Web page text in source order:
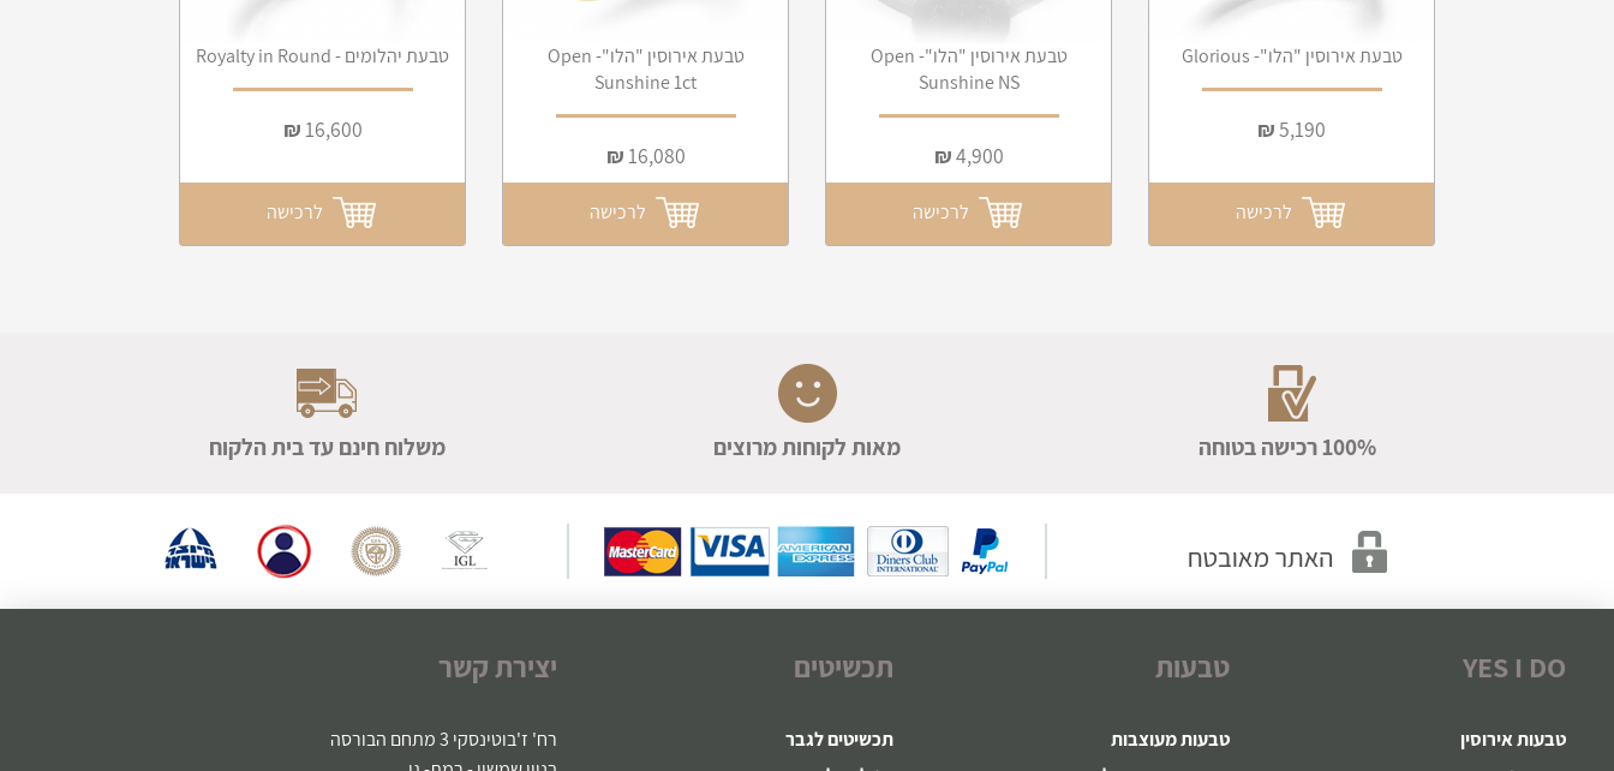
טבעת יהלומים - Royalty in Round
16,600
₪
טבעת אירוסין "הלו"- Open
Sunshine 1ct
16,080
₪
טבעת אירוסין "הלו"- Open
Sunshine NS
4,900
₪
טבעת אירוסין "הלו"- Glorious
5,190
₪
100% רכישה בטוחה מאות לקוחות מרוצים משלוח חינם עד בית הלקוח
YES I DO
טבעות אירוסין
טבעות
טבעות מעוצבות
תכשיטים
תכשיטים לגבר
יצירת קשר
רח' ז'בוטינסקי 3 מתחם הבורסה